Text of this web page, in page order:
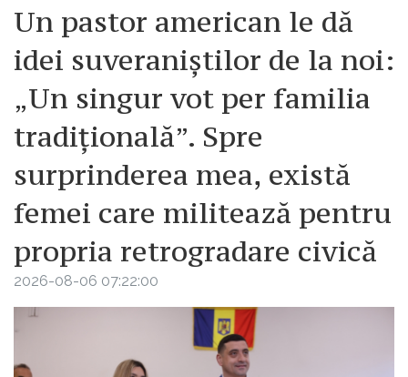
Un pastor american le dă
idei suveraniștilor de la noi:
„Un singur vot per familia
tradițională”. Spre
surprinderea mea, există
femei care militează pentru
propria retrogradare civică
2026-08-06 07:22:00